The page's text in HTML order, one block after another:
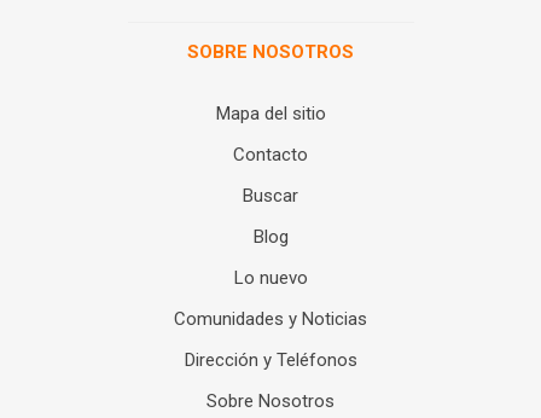
SOBRE NOSOTROS
Mapa del sitio
Contacto
Buscar
Blog
Lo nuevo
Comunidades y Noticias
Dirección y Teléfonos
Sobre Nosotros